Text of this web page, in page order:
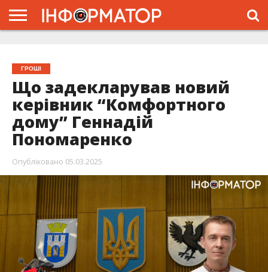
ГРОШІ
Що задекларував новий
керівник “Комфортного
дому” Геннадій
Пономаренко
Опубліковано 05.03.2025